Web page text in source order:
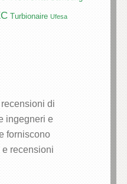
Turbionaire Ufesa
di
ingegneri e
forniscono
recensioni